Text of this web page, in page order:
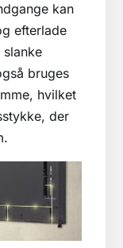
kan
efterlade
bruges
hvilket
der